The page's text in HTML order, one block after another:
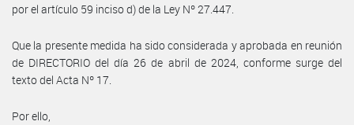
por el artículo 59 inciso d) de la Ley Nº 27.447.
Que la presente medida ha sido considerada y aprobada en reunión
de DIRECTORIO del día 26 de abril de 2024, conforme surge del
texto del Acta Nº 17.
Por ello,